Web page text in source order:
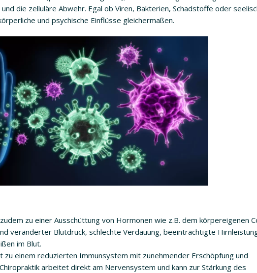
die zelluläre Abwehr. Egal ob Viren, Bakterien, Schadstoffe oder
und psychische Einflüsse gleichermaßen.
zu einer Ausschüttung von Hormonen wie z.B. dem körpereigenen
veränderter Blutdruck, schlechte Verdauung, beeinträchtigte
im Blut.
einem reduzierten Immunsystem mit zunehmender Erschöpfung und
arbeitet direkt am Nervensystem und kann zur Stärkung des